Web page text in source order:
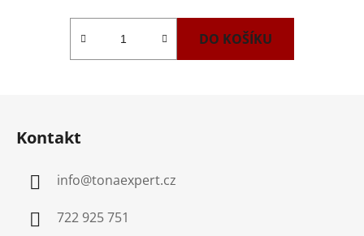
DO KOŠÍKU
Kontakt
info@tonaexpert.cz
722 925 751